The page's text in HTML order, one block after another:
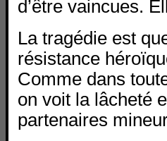
d’être vaincues.
La tragédie est
résistance
Comme dans
on voit la lâcheté
partenaires